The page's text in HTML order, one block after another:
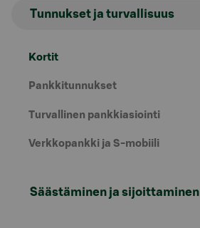
Tunnukset ja turvallisuus
Kortit
Pankkitunnukset
Turvallinen pankkiasiointi
Verkkopankki ja S-mobiili
Säästäminen ja sijoittaminen